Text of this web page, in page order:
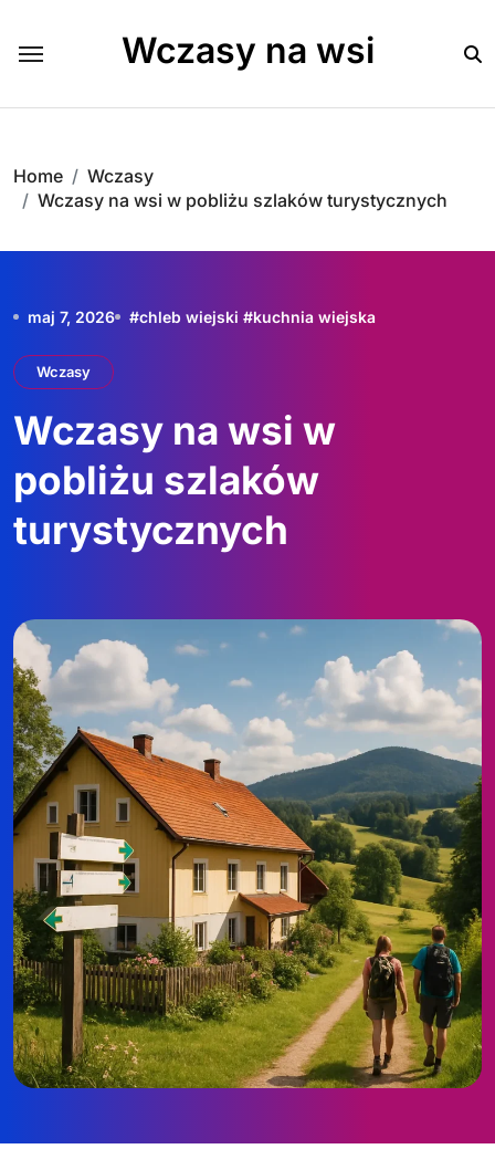
content
Wczasy na wsi
Home
Wczasy
Wczasy na wsi w pobliżu szlaków turystycznych
maj 7, 2026 #chleb wiejski #kuchnia wiejska
Wczasy
Wczasy na wsi w
pobliżu szlaków
turystycznych